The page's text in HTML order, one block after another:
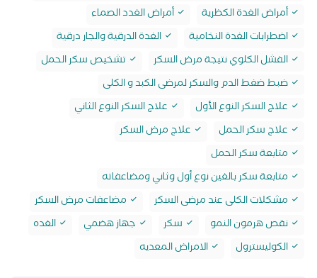
أمراض الغدة الكظرية
أمراض الغدد الصماء
اضطرابات الغدة النخامية
الغدة الدرقية والجار درقية
الفشل الكلوي نتيجة مرض السكر
تشخيص سكر الحمل
ضبط ضغط الدم والسكر لمرضى الكبد و الكلى
علاج السكر النوع الأول
علاج السكر النوع الثاني
علاج سكر الحمل
علاج مرض السكر
متابعة سكر الحمل
متابعة سكر بالغين نوع أول وثاني ومضاعفاته
مشكلات الكلى عند مرضى السكر
مضاعفات مرض السكر
نقص هرمون النمو
سكر جهاز هضمي
الغده
الكوليسترول
الامراض المعديه